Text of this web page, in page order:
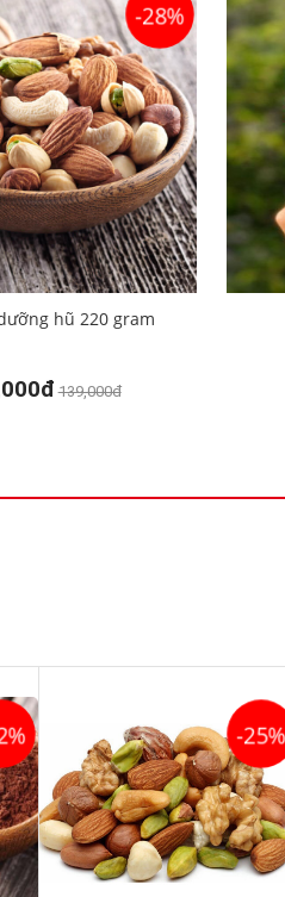
-28%
hũ 220 gram
139,000đ
-25%